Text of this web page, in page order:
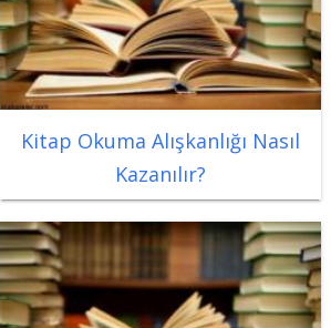
Kitap Okuma Alışkanlığı Nasıl
Kazanılır?